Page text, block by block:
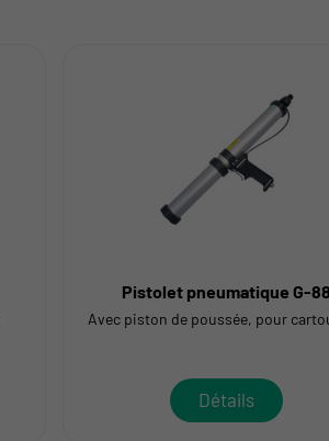
Pistolet pneumatique G-
Avec piston de poussée, pour
Détails